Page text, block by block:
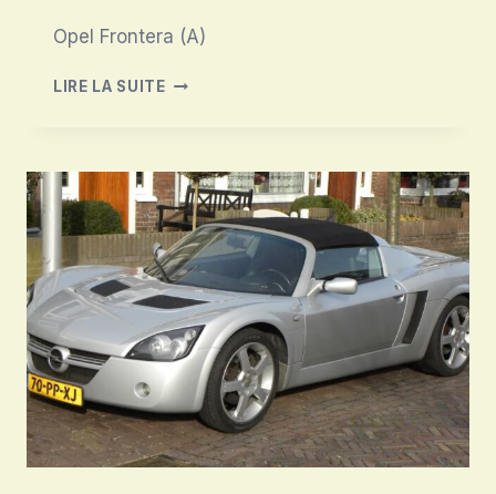
Opel Frontera (A)
LIRE LA SUITEOPEL